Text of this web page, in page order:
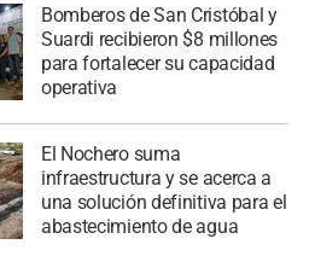
Bomberos de San Cristóbal y
Suardi recibieron $8 millones
para fortalecer su capacidad
operativa
El Nochero suma
infraestructura y se acerca a
una solución definitiva para el
abastecimiento de agua